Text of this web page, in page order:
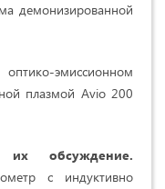
демонизированной
эмиссионном
плазмой Avio 200
их обсуждение.
с индуктивно